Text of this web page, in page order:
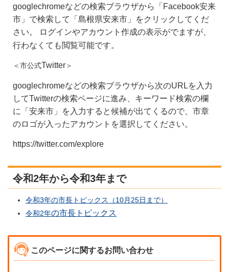
googlechromeなどの検索ブラウザから「Facebook安来
市」で検索して「島根県安来市」をクリックしてくだ
さい。
ログインやアカウント作成の表示がでますが、
行わなくても閲覧可能です。
＜市公式Twitter＞
googlechromeなどの検索ブラウザから次のURLを入力
してTwitterの検索ページに進み、キーワード検索の欄
に「安来市」を入力すると候補が出てくるので、市章
のロゴが入ったアカウントを選択してください。
https://twitter.com/explore
令和2年から令和3年まで
令和3年の市長トピックス（10月25日まで）
令和2年の市長トピックス
このページに関するお問い合わせ